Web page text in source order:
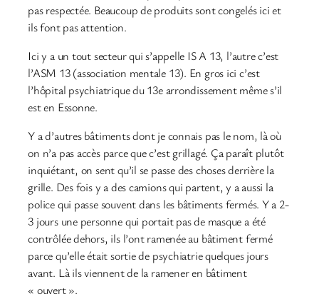
pas respectée. Beaucoup de produits sont congelés ici et
ils font pas attention.
Ici y a un tout secteur qui s’appelle IS A 13, l’autre c’est
l’ASM 13 (association mentale 13). En gros ici c’est
l’hôpital psychiatrique du 13e arrondissement même s’il
est en Essonne.
Y a d’autres bâtiments dont je connais pas le nom, là où
on n’a pas accès parce que c’est grillagé. Ça paraît plutôt
inquiétant, on sent qu’il se passe des choses derrière la
grille. Des fois y a des camions qui partent, y a aussi la
police qui passe souvent dans les bâtiments fermés. Y a 2-
3 jours une personne qui portait pas de masque a été
contrôlée dehors, ils l’ont ramenée au bâtiment fermé
parce qu’elle était sortie de psychiatrie quelques jours
avant. Là ils viennent de la ramener en bâtiment
« ouvert ».